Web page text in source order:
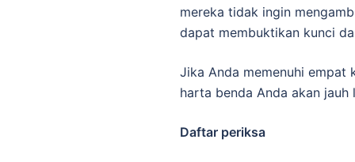
mereka tidak ingin
dapat membuktikan kunci
Jika Anda memenuhi empat
harta benda Anda akan jauh
Daftar periksa